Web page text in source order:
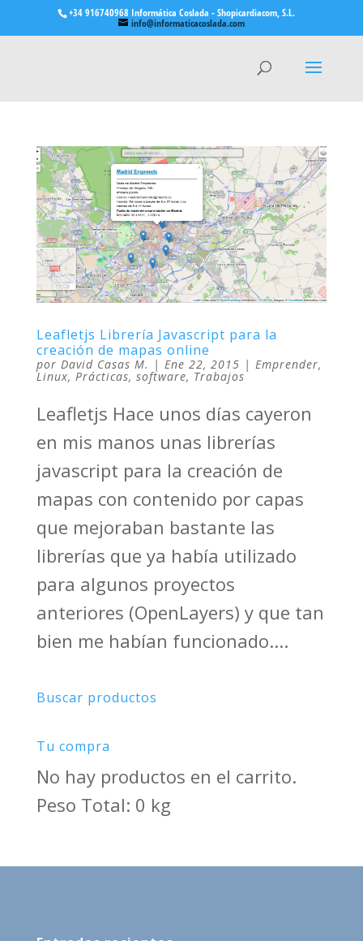
+34 916740968 Informática Coslada - Shopicardiacom, S.L.
info@informaticacoslada.com
Leafletjs Librería Javascript para la
creación de mapas online
por David Casas M. | Ene 22, 2015 | Emprender,
Linux, Prácticas, software, Trabajos
Leafletjs Hace unos días cayeron
en mis manos unas librerías
javascript para la creación de
mapas con contenido por capas
que mejoraban bastante las
librerías que ya había utilizado
para algunos proyectos
anteriores (OpenLayers) y que tan
bien me habían funcionado....
Buscar productos
Tu compra
No hay productos en el carrito.
Peso Total: 0 kg